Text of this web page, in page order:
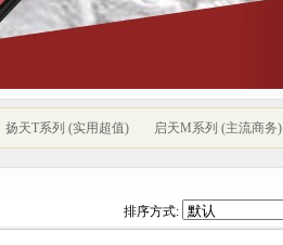
扬天T系列 (实用超值) 启天M系列 (主流商务)
排序方式: